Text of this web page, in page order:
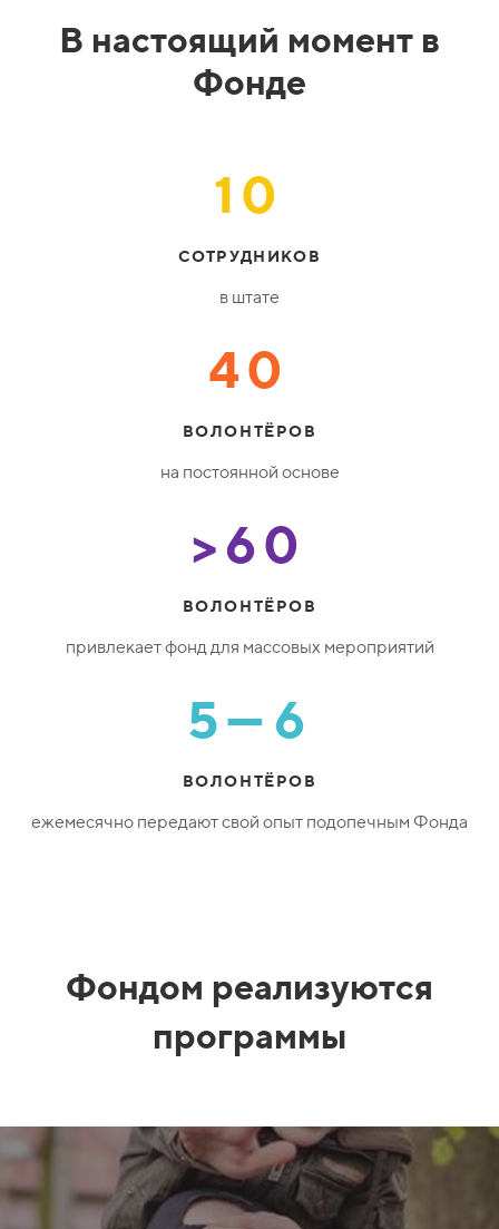
В настоящий момент в
Фонде
10
СОТРУДНИКОВ
в штате
40
ВОЛОНТЁРОВ
на постоянной основе
>60
ВОЛОНТЁРОВ
привлекает фонд для массовых мероприятий
5—6
ВОЛОНТЁРОВ
ежемесячно передают свой опыт подопечным Фонда
Фондом реализуются
программы